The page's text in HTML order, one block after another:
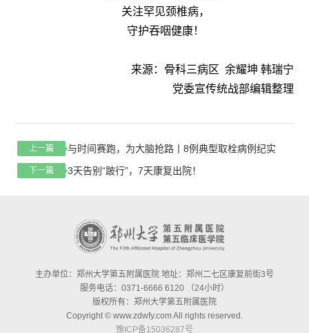
关注罕见颈椎病，
守护吞咽健康！
来源：骨科三病区 余耀坤 韩瑞宁
党委宣传统战部编辑整理
上一篇 与时间赛跑，为大脑抢路丨8例典型取栓病例纪实
下一篇 3天告别“跛行”，7天康复出院！
主办单位：郑州大学第五附属医院 地址：郑州二七区康复前街3号
服务电话：0371-6666 6120 （24小时）
版权所有：郑州大学第五附属医院
Copyright © www.zdwfy.com All rights reserved.
豫ICP备15036287号